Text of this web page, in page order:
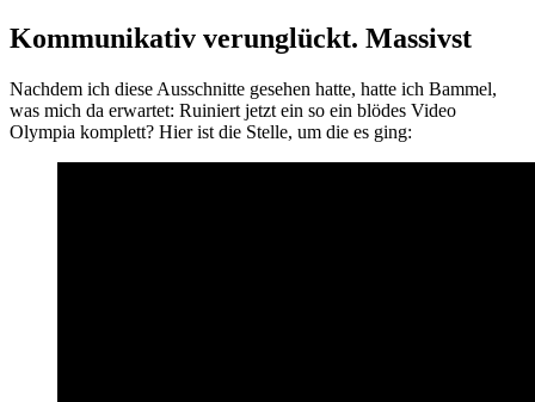
Kommunikativ verunglückt. Massivst
Nachdem ich diese Ausschnitte gesehen hatte, hatte ich Bammel,
was mich da erwartet: Ruiniert jetzt ein so ein blödes Video
Olympia komplett? Hier ist die Stelle, um die es ging: